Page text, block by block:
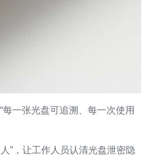
一张光盘可追溯、每一次使用
”，让工作人员认清光盘泄密隐